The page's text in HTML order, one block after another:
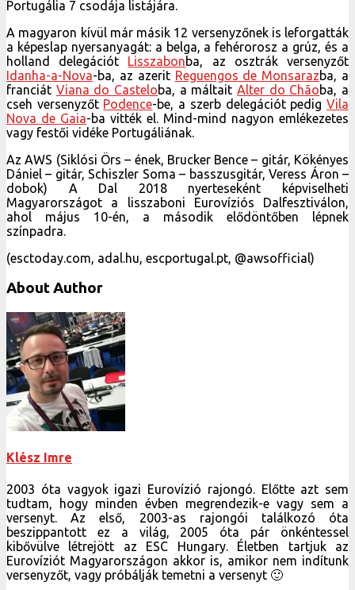
Portugália 7 csodája listájára.
A magyaron kívül már másik 12 versenyzőnek is leforgatták
a képeslap nyersanyagát: a belga, a fehérorosz a grúz, és a
holland delegációt Lisszabonba, az osztrák versenyzőt
Idanha-a-Nova-ba, az azerit Reguengos de Monsarazba, a
franciát Viana do Casteloba, a máltaitAlter do Chãoba, a
cseh versenyzőt Podence-be, a szerb delegációt pedigVila
Nova de Gaia-ba vitték el. Mind-mind nagyon emlékezetes
vagy festői vidéke Portugáliának.
Az AWS (Siklósi Örs – ének, Brucker Bence – gitár, Kökényes
Dániel – gitár, Schiszler Soma – basszusgitár, Veress Áron –
dobok) A Dal 2018 nyerteseként képviselheti
Magyarországot a lisszaboni Eurovíziós Dalfesztiválon,
ahol május 10-én, a második elődöntőben lépnek
színpadra.
(esctoday.com, adal.hu, escportugal.pt, @awsofficial)
About Author
Klész Imre
2003 óta vagyok igazi Eurovízió rajongó. Előtte azt sem
tudtam, hogy minden évben megrendezik-e vagy sem a
versenyt. Az első, 2003-as rajongói találkozó óta
beszippantott ez a világ, 2005 óta pár önkéntessel
kibővülve létrejött az ESC Hungary. Életben tartjuk az
Eurovíziót Magyarországon akkor is, amikor nem indítunk
versenyzőt, vagy próbálják temetni a versenyt 🙂